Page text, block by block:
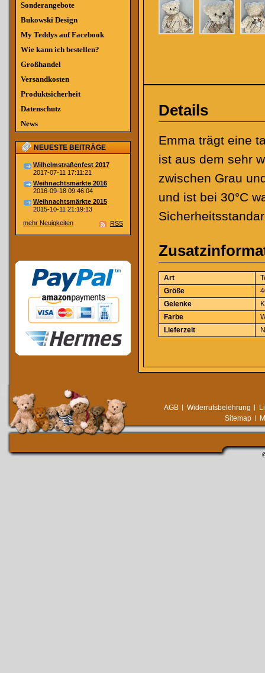
Details
Emma trägt eine
ist aus dem sehr
zwischen Grau
und ist bei 30°C
Art
Größe
Gelenke
Farbe
Lieferzeit
Sonderangebote
Bukowski Design
My Teddys auf Facebook
Wie kann ich bestellen?
Großhandel
Versandkosten
Produktsicherheit
Datenschutz
News
NEUESTE BEITRÄGE
Wilhelmstraßenfest 2017
2017-07-11 17:11:21
Weihnachtsmärkte 2016
2016-09-18 09:46:04
Weihnachtsmärkte 2015
2015-10-11 21:19:13
mehr Neuigkeiten
RSS
AGB Widerrufsbelehrung
Sitemap